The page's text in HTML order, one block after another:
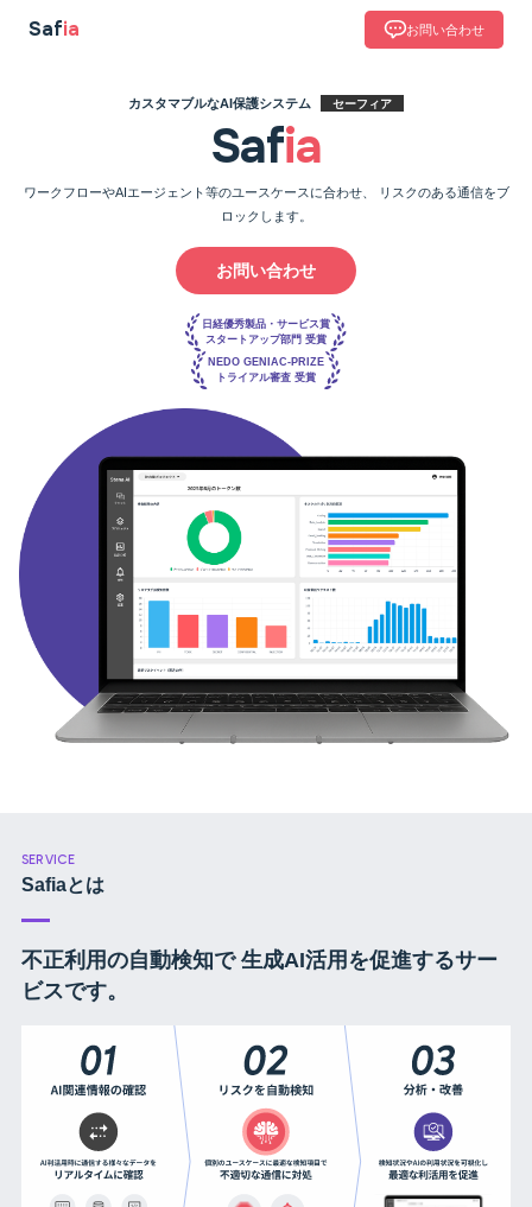
Safia お問い合わせ
カスタマブルなAI保護システム セーフィア
Safia
ワークフローやAIエージェント等のユースケースに合わせ、
リスクのある通信をブ
ロックします。
お問い合わせ
日経優秀製品・サービス賞
スタートアップ部門 受賞
NEDO GENIAC-PRIZE
トライアル審査 受賞
SERVICE
Safiaとは
不正利用の自動検知で生成AI活用を促進するサー
ビスです。